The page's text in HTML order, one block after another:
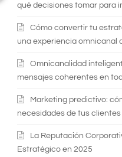
qué decisiones tomar para
Cómo convertir tu
una experiencia omnicanal
Omnicanalidad
mensajes coherentes en
Marketing predictivo:
necesidades de tus clientes
La Reputación
Estratégico en 2025